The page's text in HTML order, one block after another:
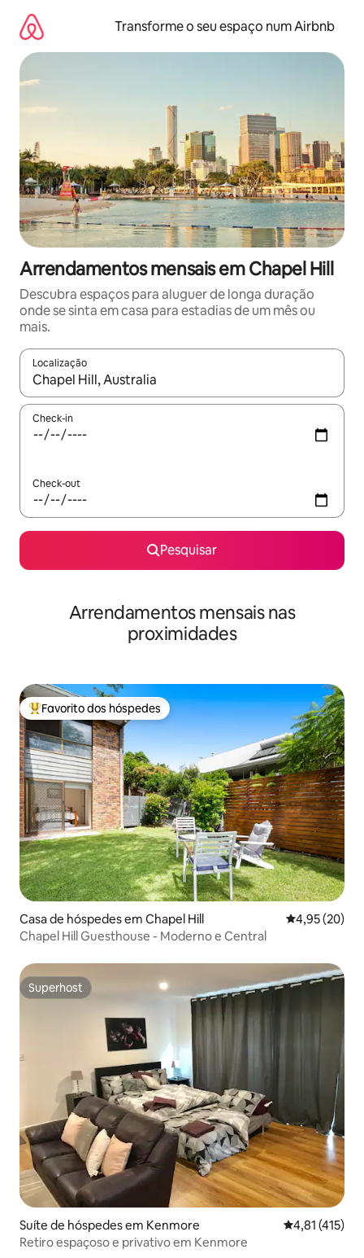
para
conteúdo
Transforme o seu espaço num Airbnb
Arrendamentos mensais em Chapel Hill
Descubra espaços para aluguer de longa duração
onde se sinta em casa para estadias de um mês ou
mais.
Localização
Quando os resultados estiverem disponíveis, navegue com
Check-in
Check-out
Pesquisar
Arrendamentos mensais nas
proximidades
Favoritos dos hóspedes mais apreciados
Favorito dos hóspedes
Casa de hóspedes em Chapel Hill Classificação
4,95 (20)
Chapel Hill Guesthouse - Moderno e Central
Superhost
Superhost
Suíte de hóspedes em Kenmore Classificação
4,81 (415)
Retiro espaçoso e privativo em Kenmore